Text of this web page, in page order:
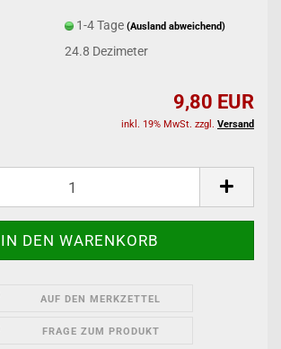
1-4 Tage (Ausland abweichend)
24.8 Dezimeter
9,80 EUR
inkl. 19% MwSt. zzgl. Versand
AUF DEN MERKZETTEL
FRAGE ZUM PRODUKT